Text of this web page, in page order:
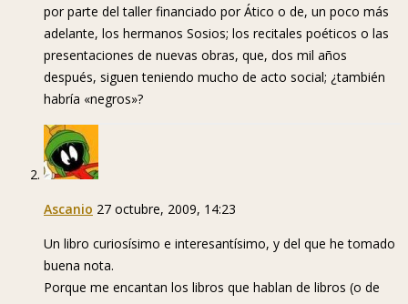
por parte del taller financiado por Ático o de, un poco más
adelante, los hermanos Sosios; los recitales poéticos o las
presentaciones de nuevas obras, que, dos mil años
después, siguen teniendo mucho de acto social; ¿también
habría «negros»?
Ascanio 27 octubre, 2009, 14:23
Un libro curiosísimo e interesantísimo, y del que he tomado
buena nota.
Porque me encantan los libros que hablan de libros (o de